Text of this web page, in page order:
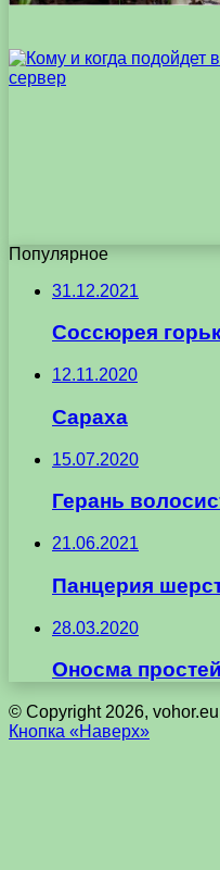
Популярное
31.12.2021
Соссюрея
12.11.2020
Сараха
15.07.2020
Герань
21.06.2021
Панцерия
28.03.2020
Оносма
© Copyright 2026, vohor.eu
Кнопка «Наверх»